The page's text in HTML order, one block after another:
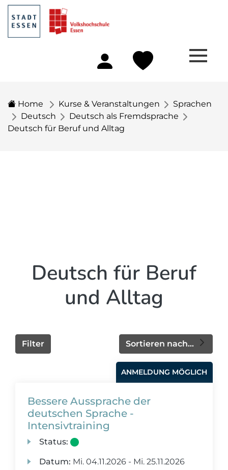
Home Kurse & Veranstaltungen
Sprachen
Deutsch
Deutsch als Fremdsprache
Deutsch für Beruf und Alltag
Deutsch für Beruf
und Alltag
Sortieren nach...
Filter
ANMELDUNG MÖGLICH
Bessere Aussprache der
deutschen Sprache -
Intensivtraining
Status:
Datum: Mi. 04.11.2026 - Mi. 25.11.2026